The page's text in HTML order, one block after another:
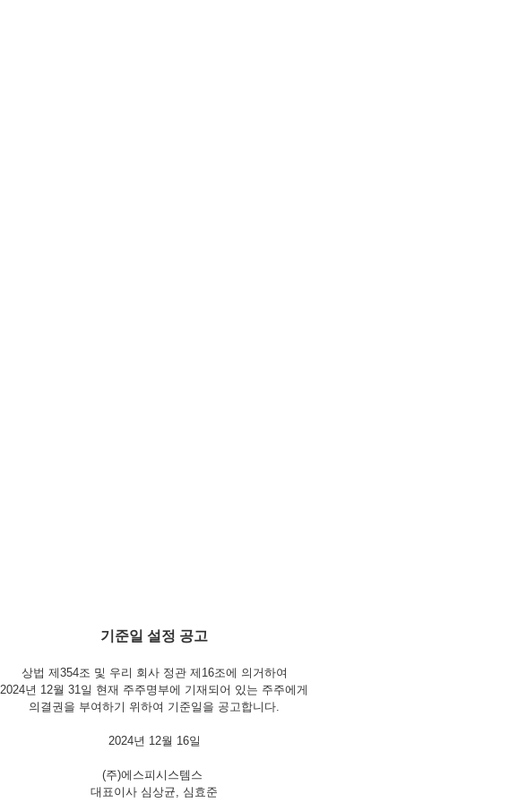
기준일 설정 공고
상법 제354조 및 우리 회사 정관 제16조에 의거하여
2024년 12월 31일 현재 주주명부에 기재되어 있는 주주에게
의결권을 부여하기 위하여 기준일을 공고합니다.
2024년 12월 16일
(주)에스피시스템스
대표이사 심상균, 심효준